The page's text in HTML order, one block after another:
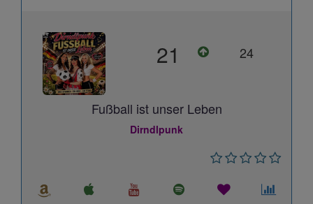
21 24
Fußball ist unser Leben
Dirndlpunk